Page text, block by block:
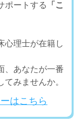
ポートする 「こ
心理士が在籍し
、あなたが一番
みませんか。
はこちら